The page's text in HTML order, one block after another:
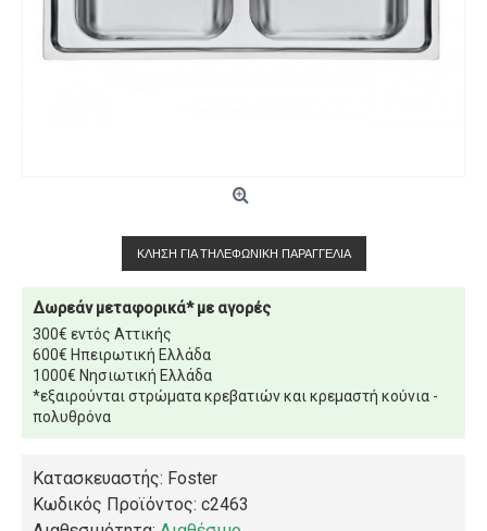
ΚΛΉΣΗ ΓΙΑ ΤΗΛΕΦΩΝΙΚΉ ΠΑΡΑΓΓΕΛΊΑ
Δωρεάν μεταφορικά* με αγορές
300€ εντός Αττικής
600€ Ηπειρωτική Ελλάδα
1000€ Νησιωτική Ελλάδα
*εξαιρούνται στρώματα κρεβατιών και κρεμαστή κούνια -
πολυθρόνα
Κατασκευαστής: Foster
Κωδικός Προϊόντος: c2463